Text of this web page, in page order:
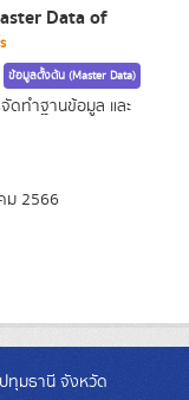
Data of
ข้อมูลตั้งต้น (Master Data)
ดทำฐานข้อมูล และ
ม 2566
ทุมธานี จังหวัด